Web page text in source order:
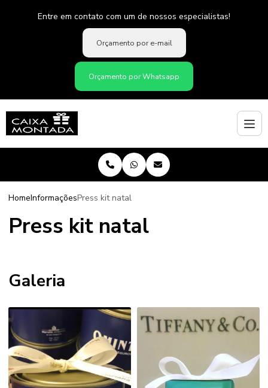
Entre em contato com um de nossos especialistas!
Orçamento por e-mail
Orçamento por Whatsapp
HomeInformaçõesPress kit natal
Press kit natal
Galeria